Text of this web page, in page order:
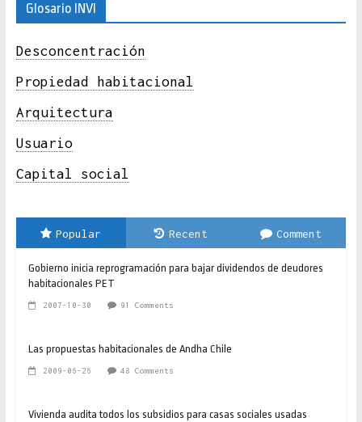
Glosario INVI
Desconcentración
Propiedad habitacional
Arquitectura
Usuario
Capital social
Popular Recent Comment
Gobierno inicia reprogramación para bajar dividendos de deudores
habitacionales PET
2007-10-30 91 Comments
Las propuestas habitacionales de Andha Chile
2009-06-26 48 Comments
Vivienda audita todos los subsidios para casas sociales usadas